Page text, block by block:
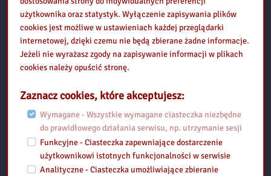
ul. Józefa Piłsudskiego 1a (II piętro), 05-300 Mińsk Mazowiecki
tel: 25 740-50-48
fax: 25 759-36-11
e-mail: minsk-maz@bpsiedlce.pl
Polityka prywatności
Deklaracja dostępności
użytkownika oraz statystyk. Wyłączenie zapisywania plików
cookies jest możliwe w ustawieniach każdej przeglądarki
internetowej, dzięki czemu nie będą zbierane żadne informacje.
Jeżeli nie wyrażasz zgody na zapisywanie informacji w plikach
cookies należy opuścić stronę.
Zaznacz cookies, które akceptujesz:
Wymagane - Wszystkie wymagane ciasteczka niezbędne
do prawidłowego działania serwisu, np. utrzymanie sesji
Funkcyjne - Ciasteczka zapewniające dostarczenie
użytkownikowi istotnych funkcjonalności w serwisie
Analityczne - Ciasteczka umożliwiające zbieranie